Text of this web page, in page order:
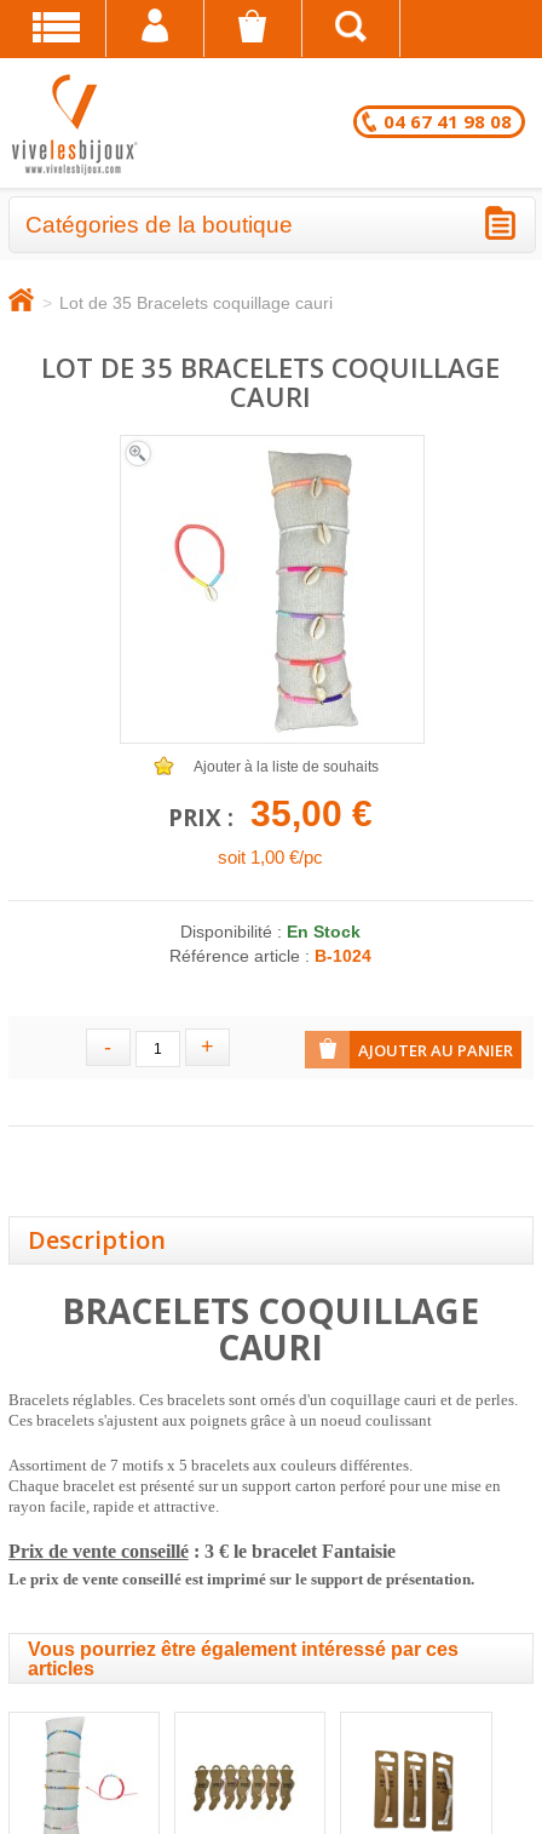
04 67 41 98 08
Catégories de la boutique
DESTOCKAGE
COLLIERS - LOTS EN DESTOCKAGE
BRACELETS FANTAISIE EN LOT
COLLIERS EN LOT
AFFICHES MÉTAL 20 X 30CM
LETTRES POUR BRACELETS
> Lot de 35 Bracelets coquillage cauri
LOT DE 35 BRACELETS COQUILLAGE
CAURI
Ajouter à la liste de souhaits
PRIX : 35,00 €
soit 1,00 €/pc
Disponibilité : En Stock
Référence article : B-1024
Description
BRACELETS COQUILLAGE
CAURI
Bracelets réglables. Ces bracelets sont ornés d'un coquillage cauri et de perles.
Ces bracelets s'ajustent aux poignets grâce à un noeud coulissant
Assortiment de 7 motifs x 5 bracelets aux couleurs différentes.
Chaque bracelet est présenté sur un support carton perforé pour une mise en
rayon facile, rapide et attractive.
Prix de vente conseillé: 3 € le bracelet Fantaisie
Le prix de vente conseillé est imprimé sur le support de présentation.
Vous pourriez être également intéressé par ces
articles